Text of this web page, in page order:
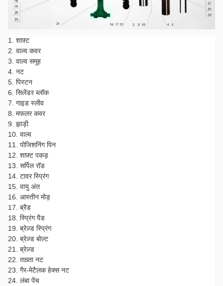
1. शाफ़्ट
2. वाल्व कवर
3. वाल्व समूह
4. नट
5. पिस्टन
6. सिलेंडर ब्लॉक
7. गाइड स्लीव
8. मफलर कवर
9. झाड़ी
10. वाल्व
11. पोजिशनिंग पिन
12. शाफ़्ट पकड़
13. सर्पिल रॉड
14. टावर स्प्रिंग
15. वायु अंत
16. आस्तीन मोड़
17. ब्रैड
18. स्प्रिंग पैड
19. ब्रेज़्ड स्प्रिंग
20. ब्रेज़्ड बोल्ट
21. ब्रेज़्ड
22. तख़्ता नट
23. गैर-मेटैलक हेक्स नट
24. लंबा पेंच